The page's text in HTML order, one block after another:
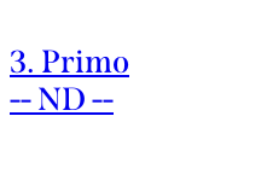
3. Primo
-- ND --